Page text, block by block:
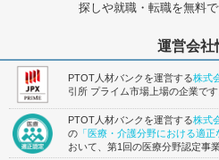
探しや就職・転職を無料で
運営会社
PTOT人材バンクを運営する株式
引所 プライム市場上場の企業です
PTOT人材バンクを運営する株式
の 「医療・介護分野における適
おいて、第1回の医療分野認定事